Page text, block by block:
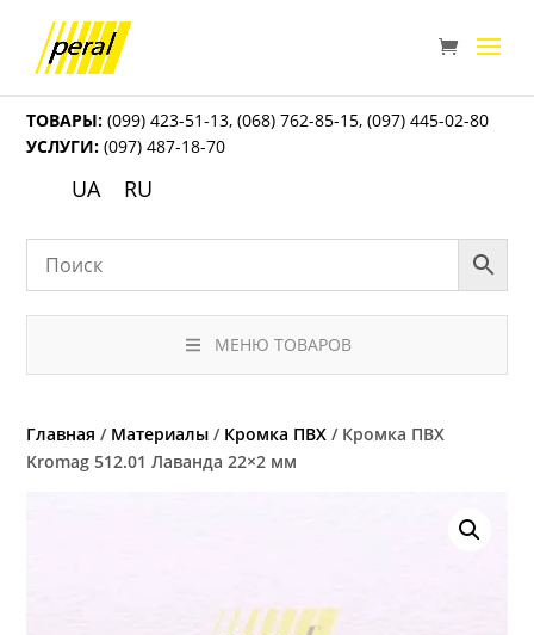
ТОВАРЫ: (099) 423-51-13,(068) 762-85-15,(097) 445-02-80
УСЛУГИ: (097) 487-18-70
UA RU
МЕНЮ ТОВАРОВ
Главная / Материалы / Кромка ПВХ / Кромка ПВХ
Kromag 512.01 Лаванда 22×2 мм